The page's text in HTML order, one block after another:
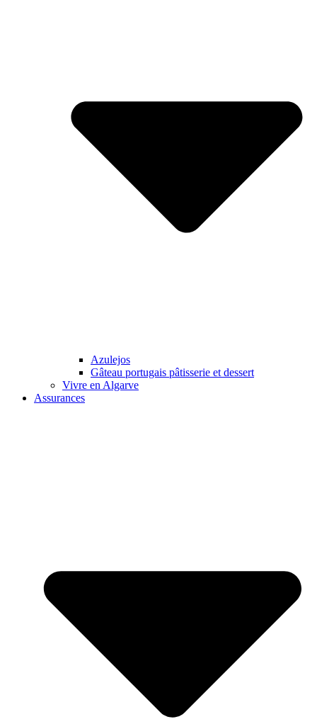
Azulejos
Gâteau portugais pâtisserie et dessert
Vivre en Algarve
Assurances